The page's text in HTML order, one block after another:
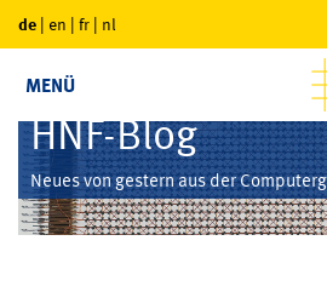
de | en | fr | nl
MENÜ
HNF-Blog
Neues von gestern aus der